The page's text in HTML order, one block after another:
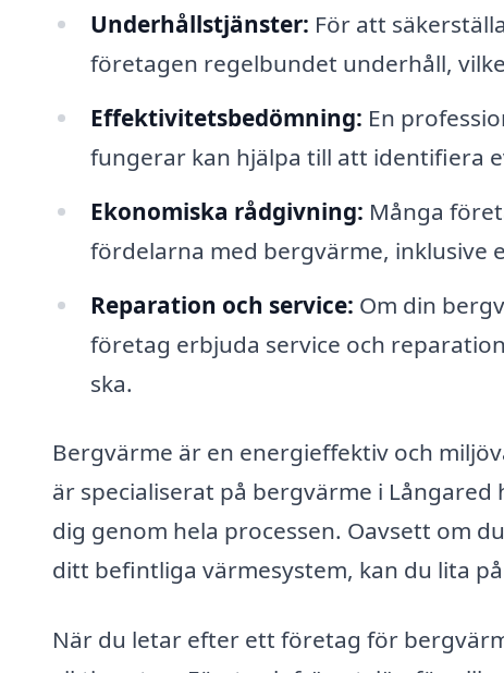
Underhållstjänster: För att
företagen regelbundet underhåll,
Effektivitetsbedömning: En
fungerar kan hjälpa till att identifiera
Ekonomiska rådgivning: Många
fördelarna med bergvärme, inklusive
Reparation och service: Om din
företag erbjuda service och
ska.
Bergvärme är en energieffektiv och
är specialiserat på bergvärme i
dig genom hela processen. Oavsett om
ditt befintliga värmesystem, kan du lita
När du letar efter ett företag för